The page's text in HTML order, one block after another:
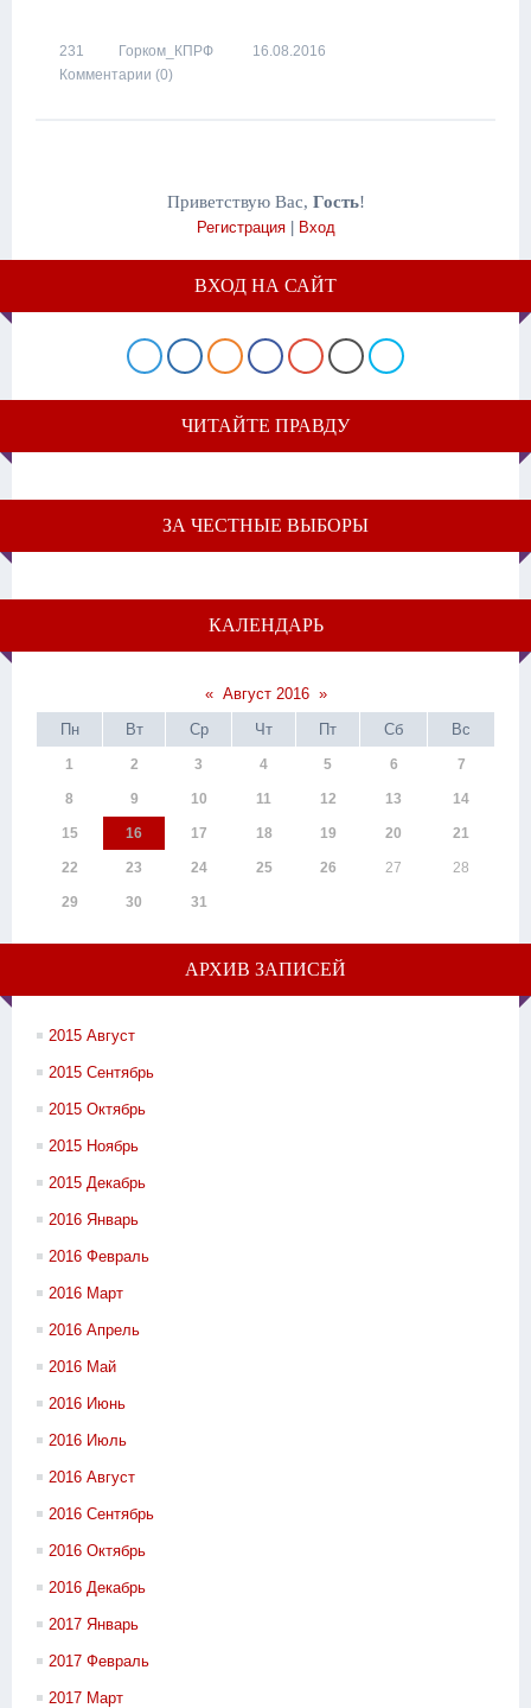
231 Горком_КПРФ
16.08.2016
Комментарии (0)
Приветствую Вас, Гость!
Регистрация| Вход
ВХОД НА САЙТ
ЧИТАЙТЕ ПРАВДУ
ЗА ЧЕСТНЫЕ ВЫБОРЫ
КАЛЕНДАРЬ
« Август 2016 »
Пн
Вт Ср Чт Пт Сб Вс
1 2 3 4 5 6 7
8 9 10 11 12 13 14
15 16 17 18 19 20 21
22 23 24 25 26 27 28
29 30 31
АРХИВ ЗАПИСЕЙ
2015 Август
2015 Сентябрь
2015 Октябрь
2015 Ноябрь
2015 Декабрь
2016 Январь
2016 Февраль
2016 Март
2016 Апрель
2016 Май
2016 Июнь
2016 Июль
2016 Август
2016 Сентябрь
2016 Октябрь
2016 Декабрь
2017 Январь
2017 Февраль
2017 Март